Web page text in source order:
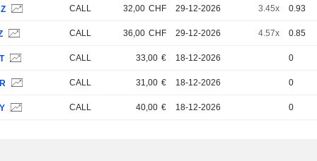
CALL 32,00 CHF 29-12-2026 3.45x 0.93
CALL 36,00 CHF 29-12-2026 4.57x 0.85
CALL 33,00 € 18-12-2026 0
CALL 31,00 € 18-12-2026 0
CALL 40,00 € 18-12-2026 0